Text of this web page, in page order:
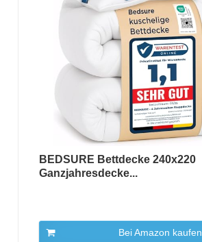
BEDSURE Bettdecke 240x220
Ganzjahresdecke...
Bei Amazon kaufen